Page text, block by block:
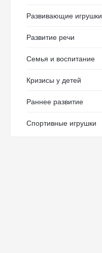
Развивающие игрушки
Развитие речи
Семья и воспитание
Кризисы у детей
Раннее развитие
Спортивные игрушки